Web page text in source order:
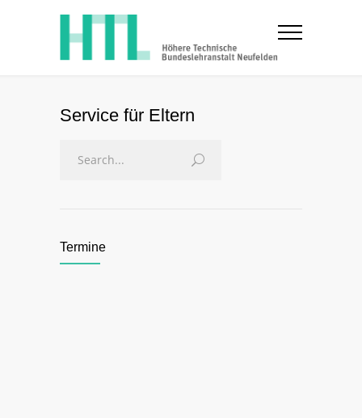
Service für Eltern
Termine